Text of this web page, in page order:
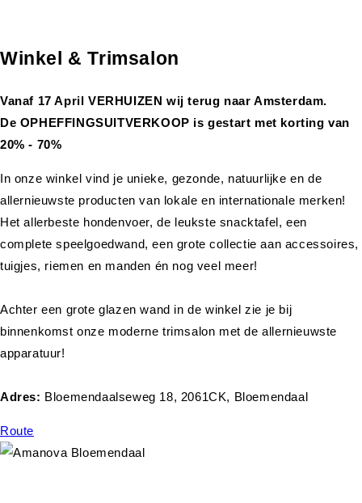
Winkel & Trimsalon
Vanaf 17 April VERHUIZEN wij terug naar Amsterdam.
De OPHEFFINGSUITVERKOOP is gestart met korting van
20% - 70%
In onze winkel vind je unieke, gezonde, natuurlijke en de
allernieuwste producten van lokale en internationale merken!
Het allerbeste hondenvoer, de leukste snacktafel, een
complete speelgoedwand, een grote collectie aan accessoires,
tuigjes, riemen en manden én nog veel meer!
Achter een grote glazen wand in de winkel zie je bij
binnenkomst onze moderne trimsalon met de allernieuwste
apparatuur!
Adres: Bloemendaalseweg 18, 2061CK, Bloemendaal
Route